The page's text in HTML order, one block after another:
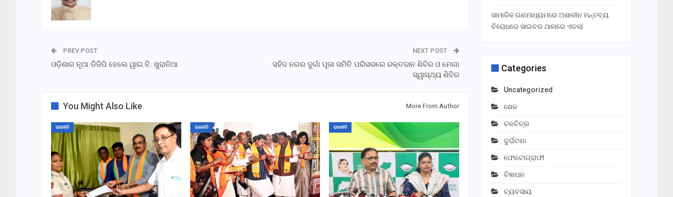
PREV POST
ଓଡ଼ିଶାର ନୂଆ ଡିଜିପି ହେଲେ ୱାଇ.ବି. ଖୁରାନିଆ
NEXT POST
ସହିଦ ନଗର ଦୁର୍ଗା ପୂଜା ସମିତି ପରିସରରେ ରକ୍ତଦାନ ଶିବିର ଓ ମେଗା
ସ୍ୱାସ୍ଥ୍ୟ ଶିବିର
You Might Also Like More From Author
ରାଜନୀତି ରାଜନୀତି ରାଜନୀତି
ସାମାଜିକ ଗଣମାଧ୍ୟମରେ ଅଶାଳୀନ ମନ୍ତବ୍ୟ
ବିରୋଧରେ ସାଇବର ଥାନାରେ ଏତଲା
Categories
Uncategorized
ଖେଳ
ଚଳଚିତ୍ର
ଦୁର୍ଘଟଣା
ଫୋଟୋଗ୍ରାଫୀ
ବିଜ୍ଞାପନ
ବ୍ୟବସାୟ